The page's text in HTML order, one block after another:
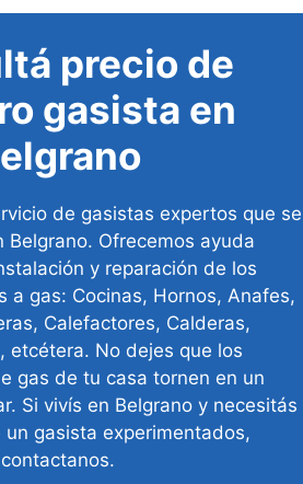
precio de
gasista en
de gasistas expertos que se
Belgrano. Ofrecemos ayuda
y reparación de los
a gas: Cocinas, Hornos, Anafes,
Calefactores, Calderas,
etcétera. No dejes que los
gas de tu casa tornen en un
Si vivís en Belgrano y necesitás
un gasista experimentados,
contactanos.